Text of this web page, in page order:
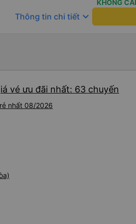
KHÔNG
Thông tin chi tiết keyboard_arrow_down
vé ưu đãi nhất: 63 chuyến
nhất 08/2026